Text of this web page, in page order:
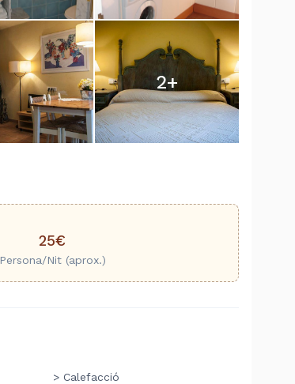
2+
25€
Persona/Nit (aprox.)
> Calefacció